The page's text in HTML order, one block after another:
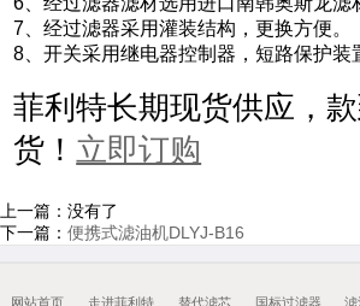
7、经过滤器采用灌装结构，更换方便。
8、开关采用继电器控制器，短路保护装
菲利特长期现货供应，
货！ 立即订购
上一篇：没有了
下一篇： 便携式滤油机DLYJ-B16
网站首页 走进菲利特 替代滤芯 国标过滤器 滤